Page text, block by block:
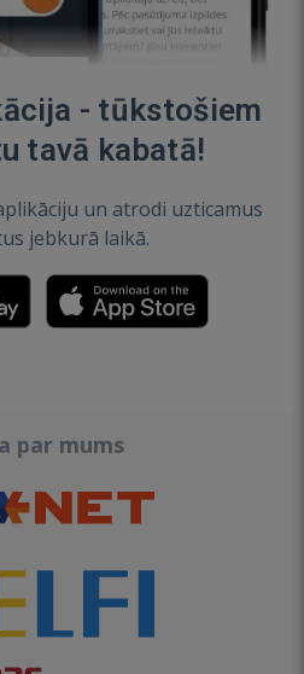
- tūkstošiem
tavā kabatā!
un atrodi uzticamus
jebkurā laikā.
par mums